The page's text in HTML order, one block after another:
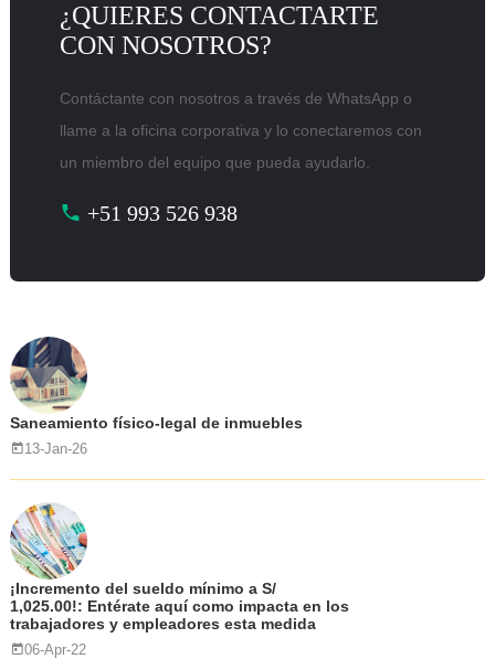
¿QUIERES CONTACTARTE
CON NOSOTROS?
Contáctante con nosotros a través de WhatsApp o
llame a la oficina corporativa y lo conectaremos con
un miembro del equipo que pueda ayudarlo.
+51 993 526 938
Saneamiento físico-legal de inmuebles
13-Jan-26
¡Incremento del sueldo mínimo a S/
1,025.00!: Entérate aquí como impacta en los
trabajadores y empleadores esta medida
06-Apr-22